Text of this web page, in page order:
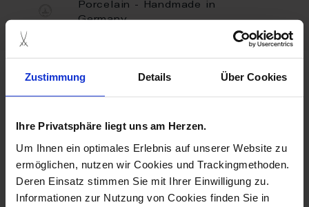
Zustimmung Details Über Cookies
Ihre Privatsphäre liegt uns am Herzen.
Um Ihnen ein optimales Erlebnis auf unserer Website zu
ermöglichen, nutzen wir Cookies und Trackingmethoden.
Deren Einsatz stimmen Sie mit Ihrer Einwilligung zu.
Informationen zur Nutzung von Cookies finden Sie in
Porcelain - Handmade in
Germany
more products from the
pendant boule collection